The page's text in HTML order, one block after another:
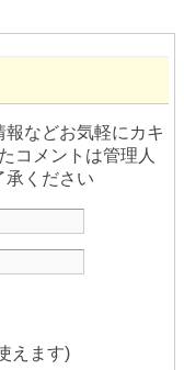
などお気軽にカキ
コメントは管理人
承ください
えます)